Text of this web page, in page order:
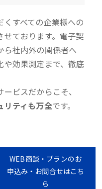
すべての企業様への
ております。電子契
ら社内外の関係者へ
や効果測定まで、徹底
ビスだからこそ、
リティも万全です。
WEB商談・プランのお
申込み・お問合せはこち
ら